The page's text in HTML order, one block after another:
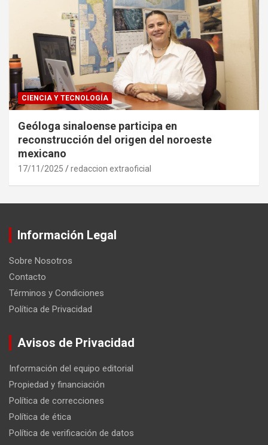
CIENCIA Y TECNOLOGÍA
Geóloga sinaloense participa en
reconstrucción del origen del noroeste
mexicano
17/11/2025 redaccion extraoficial
Información Legal
Sobre Nosotros
Contacto
Términos y Condiciones
Política de Privacidad
Avisos de Privacidad
Información del equipo editorial
Propiedad y financiación
Política de correcciones
Política de ética
Política de verificación de datos